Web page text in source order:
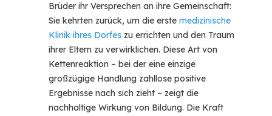
Brüder ihr Versprechen an ihre Gemeinschaft:
Sie kehrten zurück, um die erste medizinische
Klinik ihres Dorfes zu errichten und den Traum
ihrer Eltern zu verwirklichen. Diese Art von
Kettenreaktion – bei der eine einzige
großzügige Handlung zahllose positive
Ergebnisse nach sich zieht – zeigt die
nachhaltige Wirkung von Bildung. Die Kraft